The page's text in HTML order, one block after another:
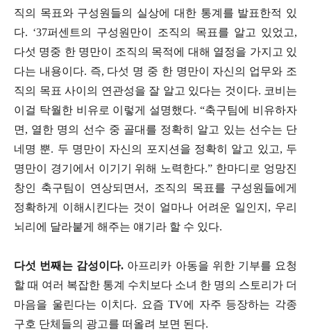
직의 목표와 구성원들의 실상에 대한 통계를 발표한적 있
다. ‘37퍼센트의 구성원만이 조직의 목표를 알고 있었고,
다섯 명중 한 명만이 조직의 목적에 대해 열정을 가지고 있
다는 내용이다. 즉, 다섯 명 중 한 명만이 자신의 업무와 조
직의 목표 사이의 연관성을 잘 알고 있다는 것이다. 코비는
이걸 탁월한 비유로 이렇게 설명했다. “축구팀에 비유하자
면, 열한 명의 선수 중 골대를 정확히 알고 있는 선수는 단
네명 뿐. 두 명만이 자신의 포지션을 정확히 알고 있고, 두
명만이 경기에서 이기기 위해 노력한다.” 한마디로 엉망진
창인 축구팀이 연상되면서, 조직의 목표를 구성원들에게
정확하게 이해시킨다는 것이 얼마나 어려운 일인지, 우리
뇌리에 달라붙게 해주는 얘기라 할 수 있다.
다섯 번째는 감성이다. 아프리카 아동을 위한 기부를 요청
할 때 여러 복잡한 통계 수치보다 소녀 한 명의 스토리가 더
마음을 울린다는 이치다. 요즘 TV에 자주 등장하는 각종
구호 단체들의 광고를 떠올려 보면 된다.